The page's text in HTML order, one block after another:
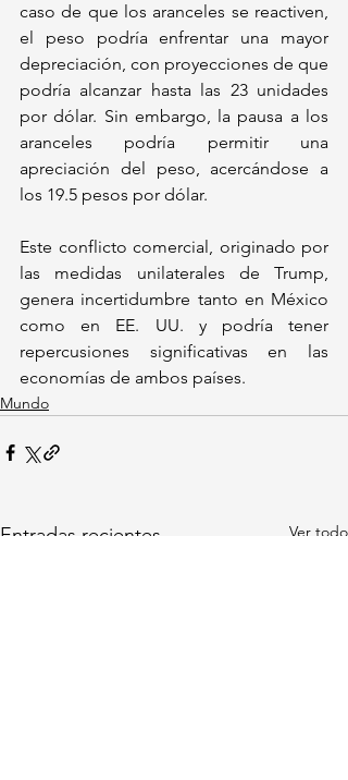
caso de que los aranceles se reactiven,
el peso podría enfrentar una mayor
depreciación, con proyecciones de que
podría alcanzar hasta las 23 unidades
por dólar. Sin embargo, la pausa a los
aranceles podría permitir una
apreciación del peso, acercándose a
los 19.5 pesos por dólar.
Este conflicto comercial, originado por
las medidas unilaterales de Trump,
genera incertidumbre tanto en México
como en EE. UU. y podría tener
repercusiones significativas en las
economías de ambos países.
Mundo
Entradas recientes Ver todo